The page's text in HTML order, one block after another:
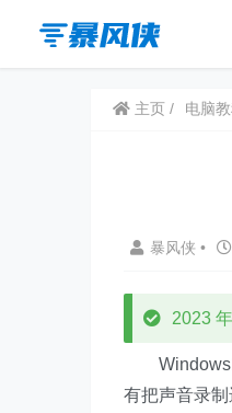
主页 电脑
暴风侠 •
2023
Windows11
有把声音录